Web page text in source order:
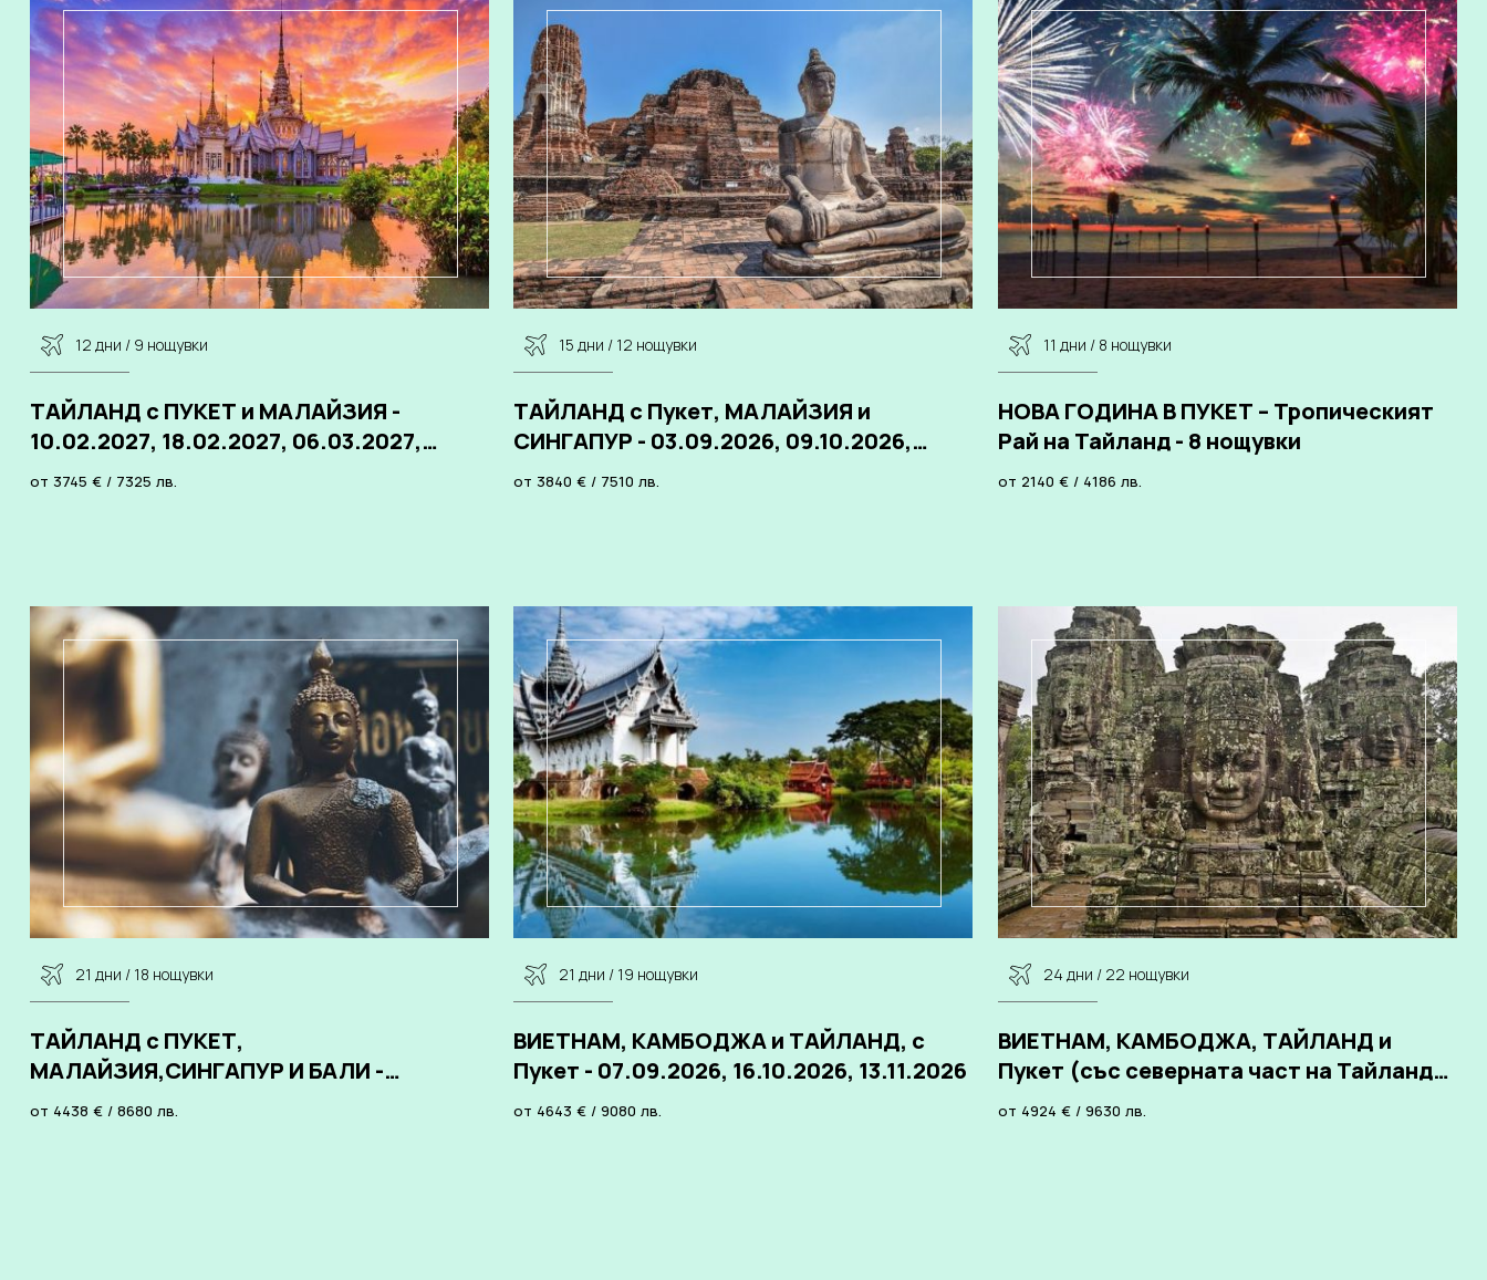
12 дни / 9 нощувки
ТАЙЛАНД с ПУКЕТ и МАЛАЙЗИЯ -
10.02.2027, 18.02.2027, 06.03.2027,
25.03.2027, 03.09.2027, 08.10.2027,
от 3745 € / 7325 лв.
15 дни / 12 нощувки
ТАЙЛАНД с Пукет, МАЛАЙЗИЯ и
СИНГАПУР - 03.09.2026, 09.10.2026,
06.11.2026, 26.11.2026
от 3840 € / 7510 лв.
11 дни / 8 нощувки
НОВА ГОДИНА В ПУКЕТ – Тропическият
Рай на Тайланд - 8 нощувки
от 2140 € / 4186 лв.
21 дни / 18 нощувки
ТАЙЛАНД с ПУКЕТ,
МАЛАЙЗИЯ,СИНГАПУР И БАЛИ -
03.09.2026, 09.10.2026, 06.11.2026,
от 4438 € / 8680 лв.
21 дни / 19 нощувки
ВИЕТНАМ, КАМБОДЖА и ТАЙЛАНД, с
Пукет - 07.09.2026, 16.10.2026, 13.11.2026
от 4643 € / 9080 лв.
24 дни / 22 нощувки
ВИЕТНАМ, КАМБОДЖА, ТАЙЛАНД и
Пукет (със северната част на Тайланд) -
07.09.2026, 16.10.2026, 13.11.2026
от 4924 € / 9630 лв.